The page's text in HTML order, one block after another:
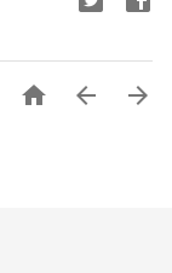
  